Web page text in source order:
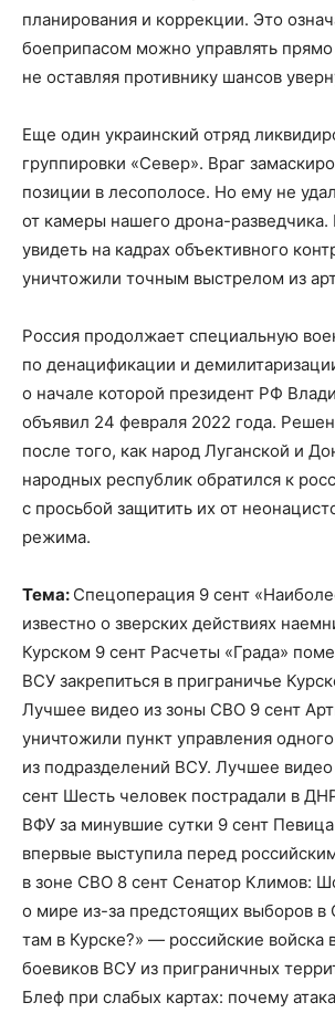
планирования и коррекции. Это
боеприпасом можно управлять прямо
не оставляя противнику шансов
Еще один украинский отряд
группировки «Север». Враг
позиции в лесополосе. Но ему не
от камеры нашего дрона-разведчика.
увидеть на кадрах объективного
уничтожили точным выстрелом из
Россия продолжает специальную
по денацификации и
о начале которой президент РФ
объявил 24 февраля 2022 года.
после того, как народ Луганской и
народных республик обратился к
с просьбой защитить их от
режима.
Тема: Спецоперация 9 сент
известно о зверских действиях
Курском 9 сент Расчеты «Града»
ВСУ закрепиться в приграничье
Лучшее видео из зоны СВО 9 сент
уничтожили пункт управления одного
из подразделений ВСУ. Лучшее
сент Шесть человек пострадали в
ВФУ за минувшие сутки 9 сент
впервые выступила перед
в зоне СВО 8 сент Сенатор Климов:
о мире из-за предстоящих выборов
там в Курске?» — российские войска
боевиков ВСУ из приграничных
Блеф при слабых картах: почему